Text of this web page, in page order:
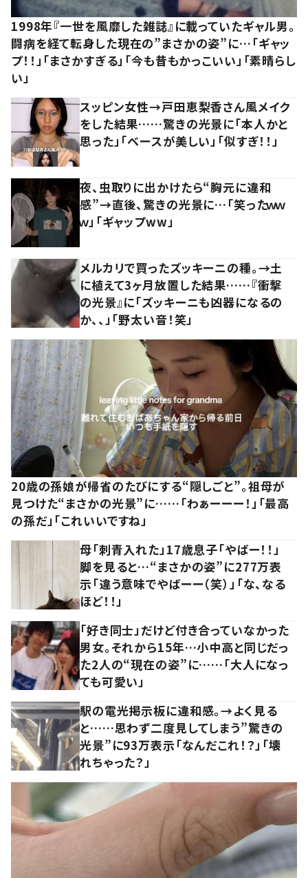
1998年『一世を風靡した雑誌』に載っていたギャル男。
闘病を経て転身した現在の”まさかの姿”に…「ギャッ
プ！！」「まさかすぎる」「今も昔もかっこいい」「素晴らし
い」
スッピン女性→戸田恵梨香さん風メイク
をした結果……驚きの光景に「本人かと
思った」「ベースが美しい」「似すぎ！！」
夜、虫取りに出かけたら“胸元に違和
感”→直後、驚きの光景に…「笑ったｗｗ
ｗ」「ギャップww」
メルカリで買ったズッキーニの種。→土
に植えて3ヶ月放置した結果……『衝撃
の光景』に「ズッキーニも凶器になるの
か、、」「野太い音！笑」
20歳の孫娘が帰省のたびにする“隠しごと”。祖母が
見つけた“まさかの光景”に……「わぁーーー！」「最高
の孫だ」「これいいですね」
母「刺青入れた」17歳息子「やばー！！」
脚を見ると…“まさかの姿”に277万表
示「違う意味でやばーー（笑）」「な、なる
ほど！！」
「好き同士」だけど付き合っていなかった
男女。それから15年…小中高と同じだっ
た2人の“現在の姿”に……「大人になっ
ても可愛い」
駅の電光掲示板に違和感。→よく見る
と……思わず二度見してしまう”驚きの
光景”に93万表示「なんだこれ！？」「壊
れちゃった？」